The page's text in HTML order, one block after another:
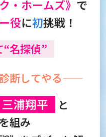
・ホームズ》 で
役に初挑戦！
“名探偵”
断してやる――
三浦翔平
と
組み